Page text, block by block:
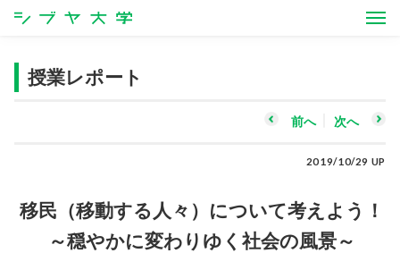
シブヤ大学
授業レポート
前へ 次へ
2019/10/29 UP
移民（移動する人々）について考えよう！
～穏やかに変わりゆく社会の風景～